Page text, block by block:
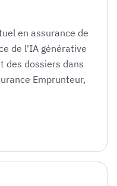
en assurance de
de l'IA générative
des dossiers dans
Emprunteur,